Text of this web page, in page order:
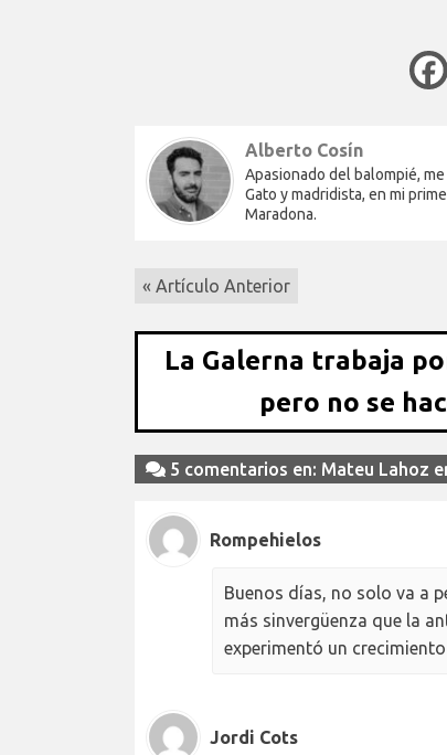
Alberto Cosín
Apasionado del balompié,
Gato y madridista, en mi
Maradona.
« Artículo Anterior
La Galerna trabaja
pero no se
5 comentarios en: Mateu Lahoz
Rompehielos
Buenos días, no solo va a
más sinvergüenza que la
experimentó un
Jordi Cots